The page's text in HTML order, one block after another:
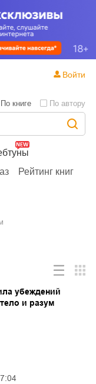
Рейтинг книг
По книге По автору
Войти
убеждений
и разум